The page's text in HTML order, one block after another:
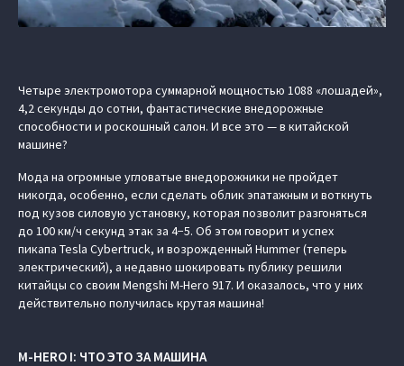
Четыре электромотора суммарной мощностью 1088 «лошадей»,
4,2 секунды до сотни, фантастические внедорожные
способности и роскошный салон. И все это — в китайской
машине?
Мода на огромные угловатые внедорожники не пройдет
никогда, особенно, если сделать облик эпатажным и воткнуть
под кузов силовую установку, которая позволит разгоняться
до 100 км/ч секунд этак за 4−5. Об этом говорит и успех
пикапа Tesla Cybertruck, и возрожденный Hummer (теперь
электрический), а недавно шокировать публику решили
китайцы со своим Mengshi M-Hero 917. И оказалось, что у них
действительно получилась крутая машина!
M-HERO I: ЧТО ЭТО ЗА МАШИНА